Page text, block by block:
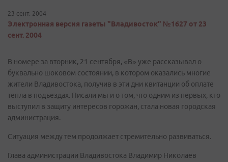
23 сент. 2004
Электронная версия газеты "Владивосток" №1627 от 23
сент. 2004
В номере за вторник, 21 сентября, «В» уже рассказывал о
буквально шоковом состоянии, в котором оказались многие
жители Владивостока, получив в эти дни квитанции об оплате
тепла в подъездах. Писали мы и о том, что одним из первых, кто
выступил в защиту интересов горожан, стала новая городская
администрация.
Ситуация между тем продолжает стремительно развиваться.
Глава администрации Владивостока Владимир Николаев